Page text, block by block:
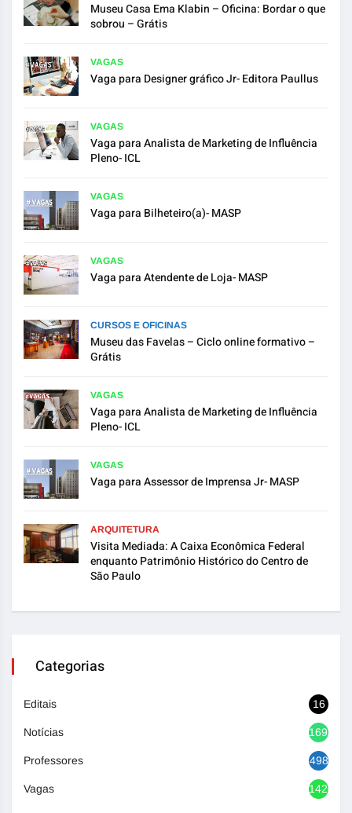
Museu Casa Ema Klabin – Oficina: Bordar o que
sobrou – Grátis
VAGAS
Vaga para Designer gráfico Jr- Editora Paullus
VAGAS
Vaga para Analista de Marketing de Influência
Pleno- ICL
VAGAS
Vaga para Bilheteiro(a)- MASP
VAGAS
Vaga para Atendente de Loja- MASP
CURSOS E OFICINAS
Museu das Favelas – Ciclo online formativo –
Grátis
VAGAS
Vaga para Analista de Marketing de Influência
Pleno- ICL
VAGAS
Vaga para Assessor de Imprensa Jr- MASP
ARQUITETURA
Visita Mediada: A Caixa Econômica Federal
enquanto Patrimônio Histórico do Centro de
São Paulo
Categorias
Editais 16
Notícias 1692
Professores 498
Vagas 1420